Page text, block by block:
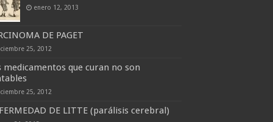
enero 12, 2013
DE PAGET
25, 2012
medicamentos que curan no son
25, 2012
DE LITTE (parálisis cerebral)